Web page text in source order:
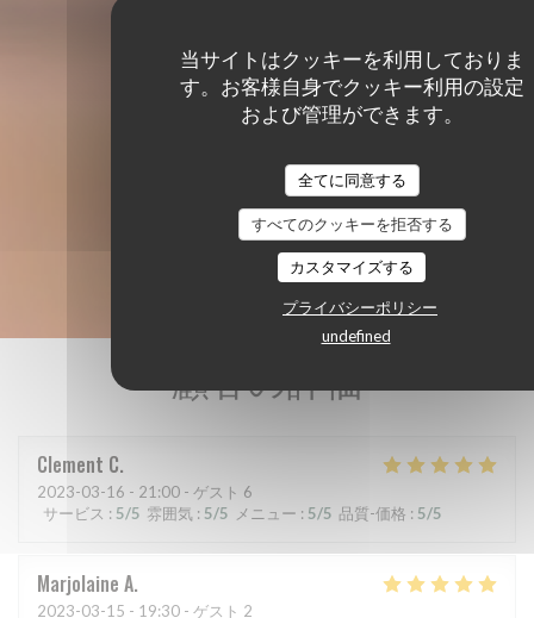
当サイトはクッキーを利用しておりま
す。お客様自身でクッキー利用の設定
および管理ができます。
全てに同意する
すべてのクッキーを拒否する
カスタマイズする
プライバシーポリシー
undefined
顧客の評価
Clement C
2023-03-16 - 21:00 - ゲスト 6
サービス : 5/5 雰囲気 : 5/5 メニュー : 5/5 品質-価格 : 5/5
Marjolaine A
2023-03-15 - 19:30 - ゲスト 2